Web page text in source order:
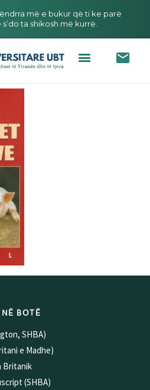
më e bukur që ti ke parë
ta shikosh më kurrë.
BOTË
SHBA)
e Madhe)
Britanik
(SHBA)